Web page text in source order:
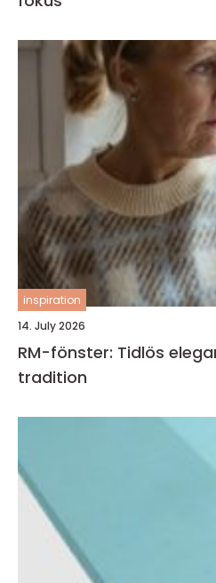
inspiration
14. July 2026
RM-fönster: Tidlös
tradition